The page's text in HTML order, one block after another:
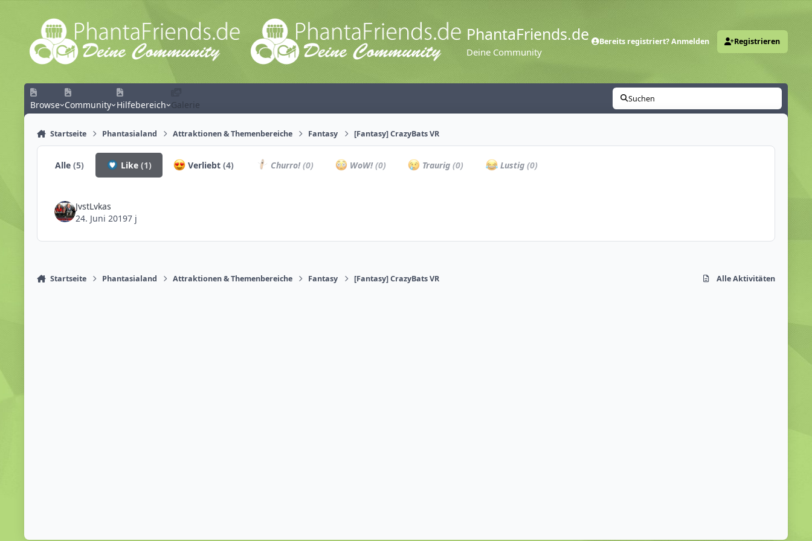
Zum Inhalt springen
PhantaFriends.de
Deine Community
Bereits registriert? Anmelden Registrieren
Browse Community Hilfebereich Galerie
Suchen
Startseite Phantasialand Attraktionen & Themenbereiche Fantasy [Fantasy] CrazyBats VR
Alle(5) Like (1) Verliebt(4) Churro!(0) WoW!(0) Traurig(0) Lustig (0)
JvstLvkas
24. Juni 20197 j
Startseite Phantasialand Attraktionen & Themenbereiche Fantasy [Fantasy] CrazyBats VR Alle Aktivitäten